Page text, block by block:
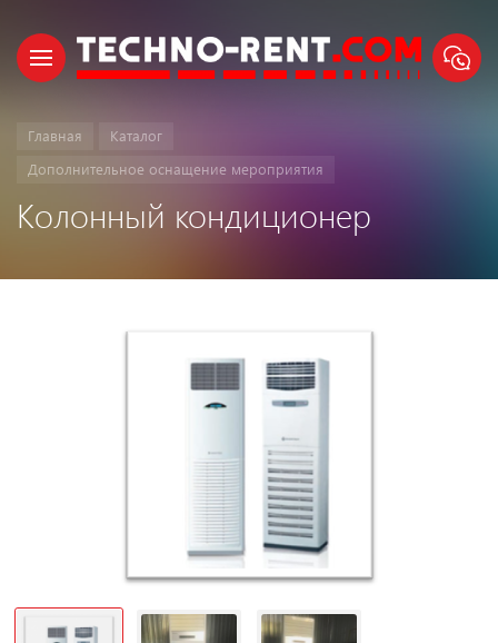
Главная
Каталог
Дополнительное оснащение мероприятия
Колонный кондиционер